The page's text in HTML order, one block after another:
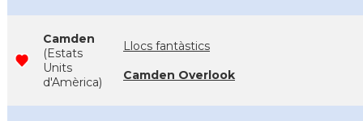
Camden
(Estats
Units
d'Amèrica)
Llocs fantàstics
Camden Overlook